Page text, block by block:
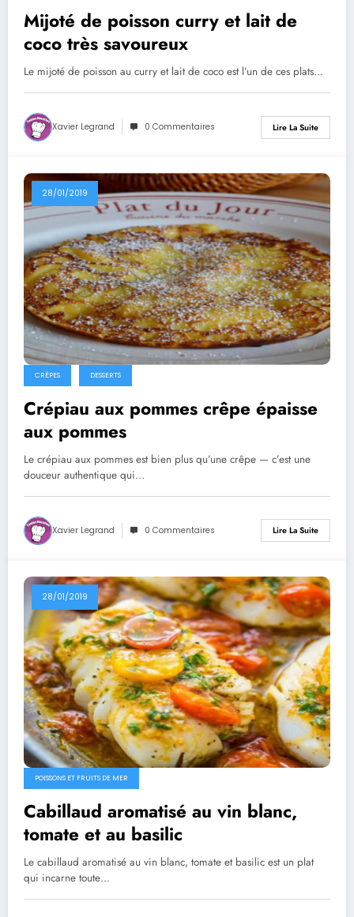
Mijoté de poisson curry et lait de
coco très savoureux
Le mijoté de poisson au curry et lait de coco est l’un de ces plats…
Xavier Legrand 0 Commentaires Lire La Suite
28/01/2019
CRÊPES DESSERTS
Crépiau aux pommes crêpe épaisse
aux pommes
Le crépiau aux pommes est bien plus qu’une crêpe — c’est une
douceur authentique qui…
Xavier Legrand 0 Commentaires Lire La Suite
28/01/2019
POISSONS ET FRUITS DE MER
Cabillaud aromatisé au vin blanc,
tomate et au basilic
Le cabillaud aromatisé au vin blanc, tomate et basilic est un plat
qui incarne toute…